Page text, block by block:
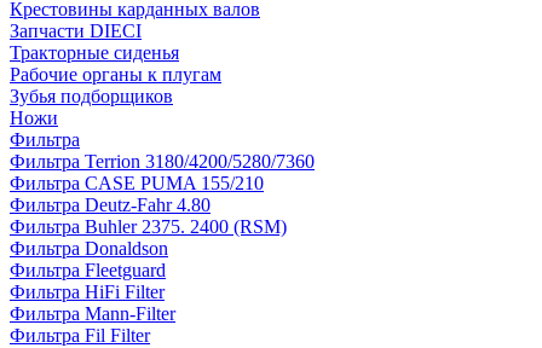
Крестовины карданных валов
Запчасти DIECI
Тракторные сиденья
Рабочие органы к плугам
Зубья подборщиков
Ножи
Фильтра
Фильтра Terrion 3180/4200/5280/7360
Фильтра CASE PUMA 155/210
Фильтра Deutz-Fahr 4.80
Фильтра Buhler 2375. 2400 (RSM)
Фильтра Donaldson
Фильтра Fleetguard
Фильтра HiFi Filter
Фильтра Mann-Filter
Фильтра Fil Filter